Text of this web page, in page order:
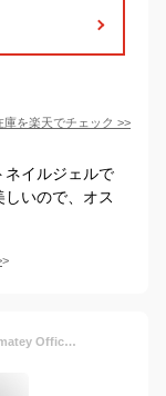
庫を楽天でチェック >>
ネイルジェルで
いので、オス
★41%OFF★23日20:00~27日9:59 メール便 matey OfficeMagnetgel オフィスマグネットジェル マグネット ネイル ジェルネイル オフィスマグ ポリッシュ カラージェル 磁石 キャットアイジェル オフィスネイル マグネットネイル